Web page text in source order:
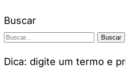
Buscar
Buscar
Dica: digite um termo e